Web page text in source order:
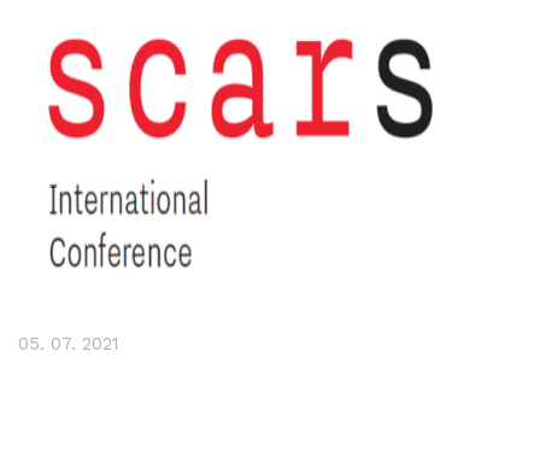
05. 07. 2021